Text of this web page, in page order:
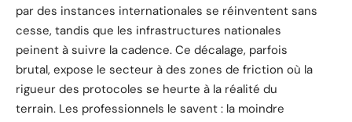
par des instances internationales se réinventent sans
cesse, tandis que les infrastructures nationales
peinent à suivre la cadence. Ce décalage, parfois
brutal, expose le secteur à des zones de friction où la
rigueur des protocoles se heurte à la réalité du
terrain. Les professionnels le savent : la moindre